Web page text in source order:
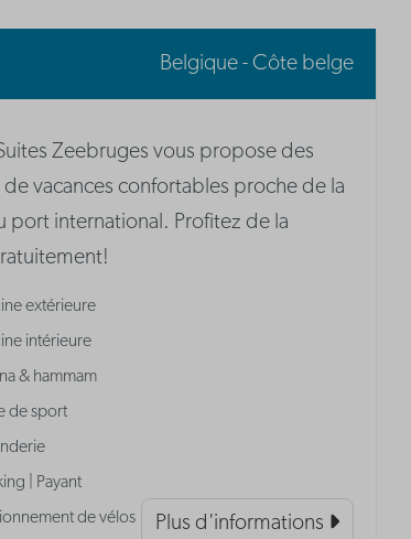
Belgique - Côte belge
Zeebruges vous propose des
vacances confortables proche de la
port international. Profitez de la
extérieure
intérieure
& hammam
de sport
| Payant
de vélos
Plus d'informations